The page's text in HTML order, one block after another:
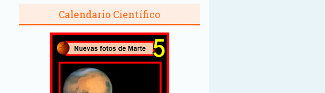
Calendario Científico